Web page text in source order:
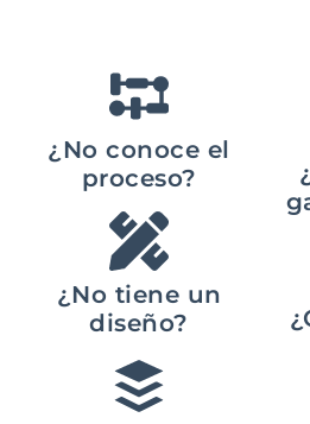
¿No conoce el
proceso?
¿No tiene un
diseño?